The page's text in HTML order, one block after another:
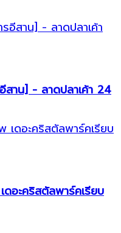
สาน] - ลาดปลาเค้า 24
อะคริสตัลพาร์คเรียบ